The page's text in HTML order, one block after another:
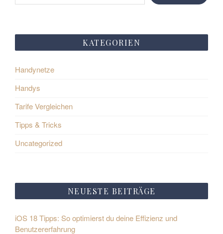
KATEGORIEN
Handynetze
Handys
Tarife Vergleichen
Tipps & Tricks
Uncategorized
NEUESTE BEITRÄGE
iOS 18 Tipps: So optimierst du deine Effizienz und
Benutzererfahrung